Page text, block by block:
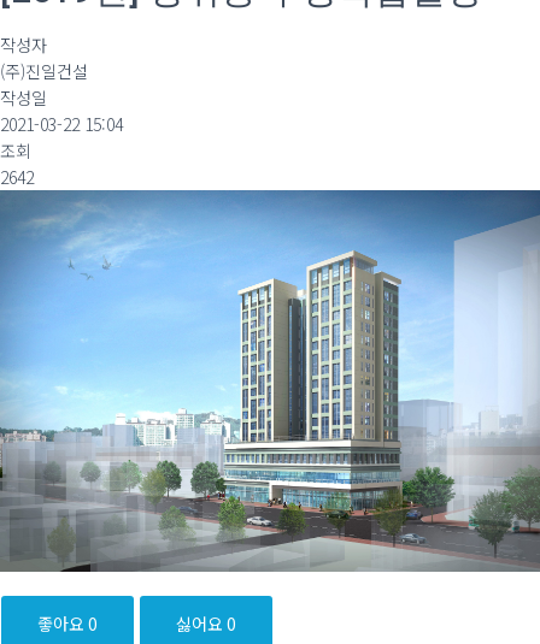
작성자
(주)진일건설
작성일
2021-03-22 15:04
조회
2642
좋아요 0 싫어요 0